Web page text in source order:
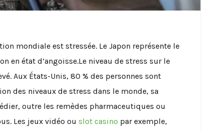
mondiale est stressée. Le Japon représente le
en état d’angoisse.Le niveau de stress sur le
Aux États-Unis, 80 % des personnes sont
des niveaux de stress dans le monde, sa
outre les remèdes pharmaceutiques ou
Les jeux vidéo ou slot casino par exemple,